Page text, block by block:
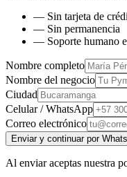
— Sin tarjeta de
— Sin permanencia
— Soporte humano
Nombre completo
Nombre del negocio
Ciudad
Celular / WhatsApp
Correo electrónico
Enviar y continuar por
Al enviar aceptas nuestra